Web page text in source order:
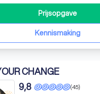
Kennismaking
Prijsopgave
CHANGE
(45)
9,8